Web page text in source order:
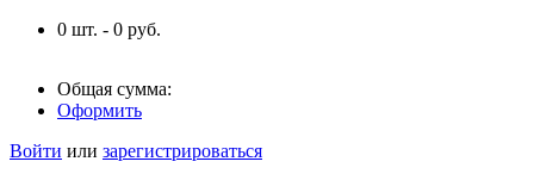
0 шт. - 0 руб.
Общая сумма:
Оформить
Войти или зарегистрироваться